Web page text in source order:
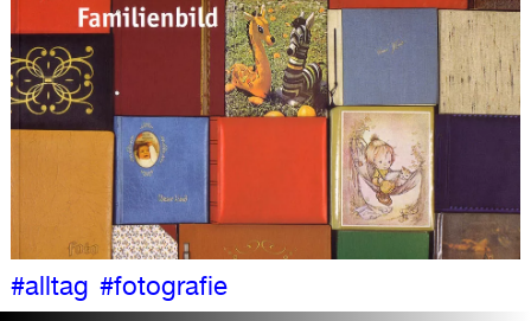
#alltag #fotografie